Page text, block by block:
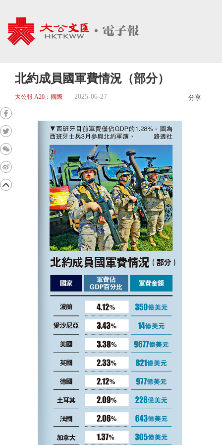
北約成員國軍費情況（部分）
大公報 A20：國際 2025-06-27 分享